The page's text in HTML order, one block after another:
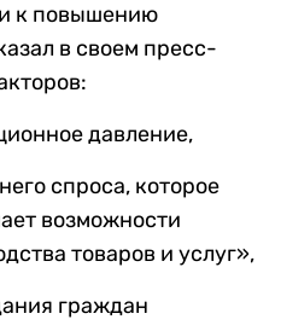
к повышению
в своем пресс-
давление,
спроса, которое
возможности
товаров и услуг»,
граждан